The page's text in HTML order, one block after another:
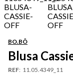
BO.BÔ
Blusa
REF: 11.05.4349_11